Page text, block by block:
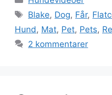
Stikkord
Blake, Dog, Får,
Hund , Mat, Pet, Pets,
2 kommentarer